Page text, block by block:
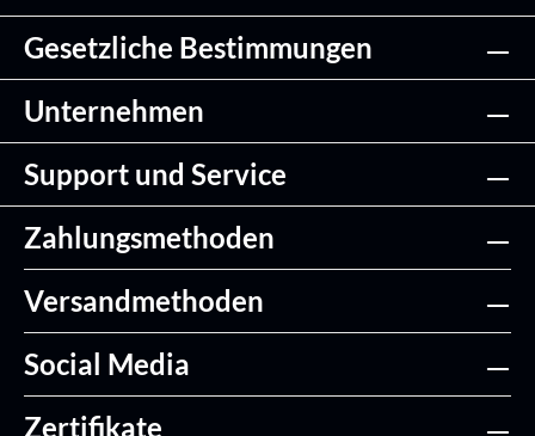
Gesetzliche Bestimmungen
Unternehmen
Support und Service
Zahlungsmethoden
Versandmethoden
Social Media
Zertifikate